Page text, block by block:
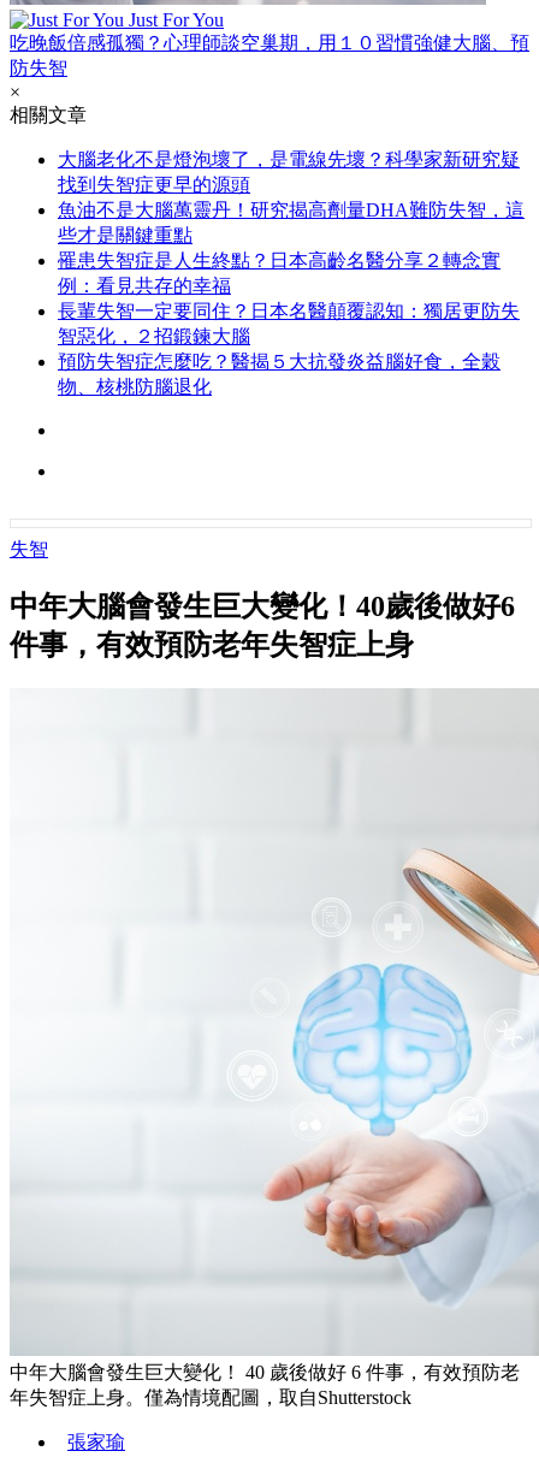
Just For You
吃晚飯倍感孤獨？心理師談空巢期，用１０習慣強健大腦、預
防失智
×
相關文章
大腦老化不是燈泡壞了，是電線先壞？科學家新研究疑
找到失智症更早的源頭
魚油不是大腦萬靈丹！研究揭高劑量DHA難防失智，這
些才是關鍵重點
罹患失智症是人生終點？日本高齡名醫分享２轉念實
例：看見共存的幸福
長輩失智一定要同住？日本名醫顛覆認知：獨居更防失
智惡化，２招鍛鍊大腦
預防失智症怎麼吃？醫揭５大抗發炎益腦好食，全穀
物、核桃防腦退化
失智
中年大腦會發生巨大變化！40歲後做好6
件事，有效預防老年失智症上身
中年大腦會發生巨大變化！ 40 歲後做好 6 件事，有效預防老
年失智症上身。僅為情境配圖，取自Shutterstock
張家瑜